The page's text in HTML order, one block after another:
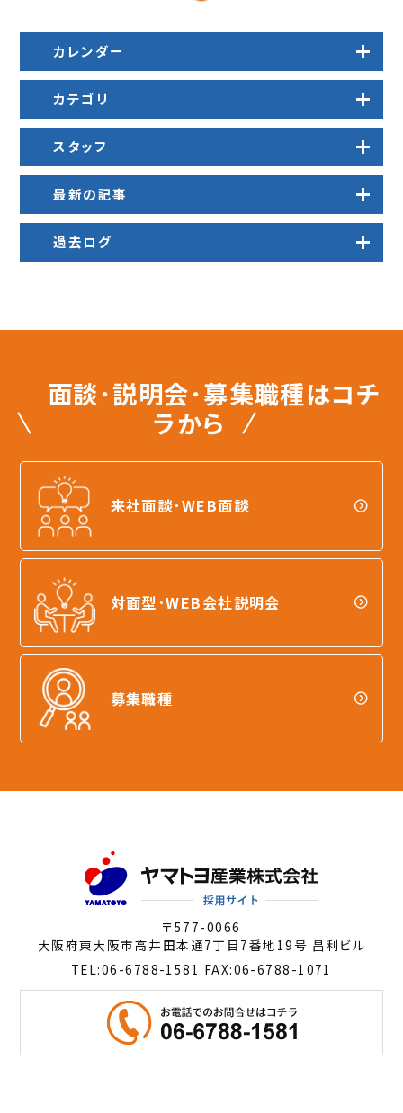
カレンダー
カテゴリ
スタッフ
最新の記事
過去ログ
面談･説明会･募集職種はコチ
ラから
来社面談･WEB面談
対面型･WEB会社説明会
募集職種
〒577-0066
大阪府東大阪市高井田本通7丁目7番地19号 昌利ビル
TEL:06-6788-1581 FAX:06-6788-1071